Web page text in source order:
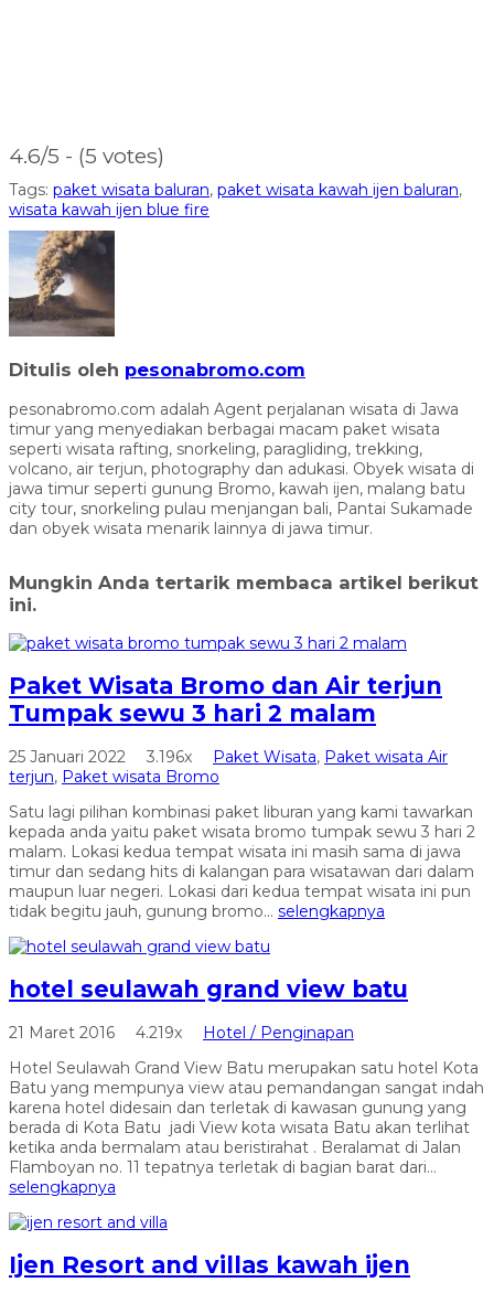
4.6/5 - (5 votes)
Tags: paket wisata baluran, paket wisata kawah ijen baluran,
wisata kawah ijen blue fire
Ditulis oleh pesonabromo.com
pesonabromo.com adalah Agent perjalanan wisata di Jawa
timur yang menyediakan berbagai macam paket wisata
seperti wisata rafting, snorkeling, paragliding, trekking,
volcano, air terjun, photography dan adukasi. Obyek wisata di
jawa timur seperti gunung Bromo, kawah ijen, malang batu
city tour, snorkeling pulau menjangan bali, Pantai Sukamade
dan obyek wisata menarik lainnya di jawa timur.
Mungkin Anda tertarik membaca artikel berikut
ini.
Paket Wisata Bromo dan Air terjun
Tumpak sewu 3 hari 2 malam
25 Januari 2022 3.196x Paket Wisata, Paket wisata Air
terjun, Paket wisata Bromo
Satu lagi pilihan kombinasi paket liburan yang kami tawarkan
kepada anda yaitu paket wisata bromo tumpak sewu 3 hari 2
malam. Lokasi kedua tempat wisata ini masih sama di jawa
timur dan sedang hits di kalangan para wisatawan dari dalam
maupun luar negeri. Lokasi dari kedua tempat wisata ini pun
tidak begitu jauh, gunung bromo... selengkapnya
hotel seulawah grand view batu
21 Maret 2016 4.219x
Hotel / Penginapan
Hotel Seulawah Grand View Batu merupakan satu hotel Kota
Batu yang mempunya view atau pemandangan sangat indah
karena hotel didesain dan terletak di kawasan gunung yang
berada di Kota Batu jadi View kota wisata Batu akan terlihat
ketika anda bermalam atau beristirahat . Beralamat di Jalan
Flamboyan no. 11 tepatnya terletak di bagian barat dari...
selengkapnya
Ijen Resort and villas kawah ijen